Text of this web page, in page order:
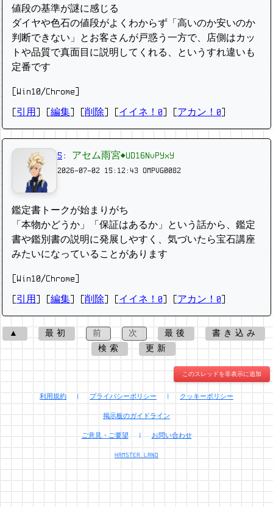
値段の基準が謎に感じる
ダイヤや色石の値段がよくわからず「高いのか安いのか
判断できない」とお客さんが戸惑う一方で、店側はカッ
トや品質で真面目に説明してくれる、というすれ違いも
定番です
[Win10/Chrome]
引用 編集 削除 イイネ！0 アカン！0
5 : アセム雨宮◆UD16NvPYxY
2026-07-02 15:12:43 OMPVG0082
鑑定書トークが始まりがち
「本物かどうか」「保証はあるか」という話から、鑑定
書や鑑別書の説明に発展しやすく、気づいたら宝石講座
みたいになっていることがあります
[Win10/Chrome]
引用 編集 削除 イイネ！0 アカン！0
▲ 最初 前 次 最後
書き込み
検索
更新
このスレッドを非表示に追加
利用規約 | プライバシーポリシー | クッキーポリシー
掲示板のガイドライン
ご意見・ご要望 | お問い合わせ
HAMSTER.LAND